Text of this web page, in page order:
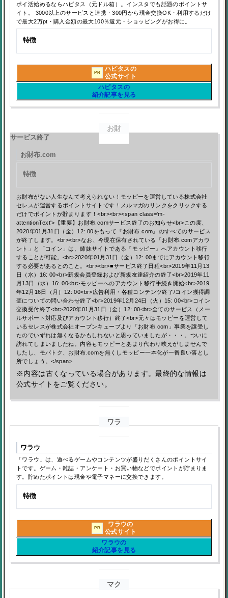
ポイ活始めるならハピタス（元ドル箱）。インスタでも話題のポイントサ
イト。 3000以上のサービスと連携・300円から現金交換OK・利用するだけ
で最大2万pt・購入金額の最大100％還元・ショッピングがお得に。
特徴
PR
ハピタスの
公式サイト
ハピタスの
紹介記事を見る
お財
お財布.com
サービス終了
特徴
お財布がない人生なんて考えられない！モッピーを運営している株式会社
セレスが運営するポイントサイトです！メルマガのリンクをクリックする
だけでポイントが貯まります！<br><br><span class='m-
attentionText'>【重要】お財布.comサービス終了のお知らせ<br>この度、
2020年01月31日（金）12: 00をもって『お財布.com』のすべてのサービス
が終了します。<br><br>なお、今現在保有されている「お財布.comアカウ
ント」と「コイン」は、姉妹サイトである『モッピー』へアカウント移行
することが可能。<br>2020年01月31日（金）12: 00までにアカウント移行
する必要があるとのこと。<br><br>■サービス終了日程<br>2019年11月13
日（水）16: 00<br>新規会員登録および新規友達紹介の終了<br>2019年11
月13日（水）16: 00<br>モッピーへのアカウント移行手続き開始<br>2019
年12月16日（月）12: 00<br>広告利用・各種コンテンツ終了/コイン獲得調
査についての問い合わせ終了<br>2019年12月24日（火）15: 00<br>コイン
交換受付終了<br>2020年01月31日（金）12: 00<br>全てのサービス（メー
ルサポート対応及びアカウント移行）終了<br>元々はモッピーを運営して
いるセレスが株式会社オープンキューブより「お財布.com」事業を譲受し
たのでいずれは無くなるかもしれないと思っていましたが・・・。ついに
訪れてしまいましたね。内容もモッピーとあまり代わり映えがしませんで
したし、モバトク、お財布.comを無くしモッピー一本化が一番良い落とし
所でしょう。</span>
※内容は古くなっている場合があります。最終的な情報は
公式サイトをご覧ください。
ワラ
ワラウ
「ワラウ」は、遊べるゲームやコンテンツが盛りだくさんのポイントサイ
トです。ゲーム・雑誌・アンケート・お買い物などでポイントが貯まりま
す。貯めたポイントは現金や電子マネーに交換できます。
特徴
PR
ワラウの
公式サイト
ワラウの
紹介記事を見る
マク